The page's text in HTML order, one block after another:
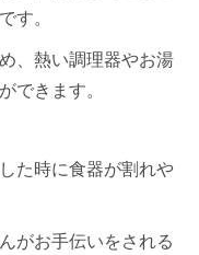
す。
、熱い調理器やお湯
できます。
た時に食器が割れや
がお手伝いをされる